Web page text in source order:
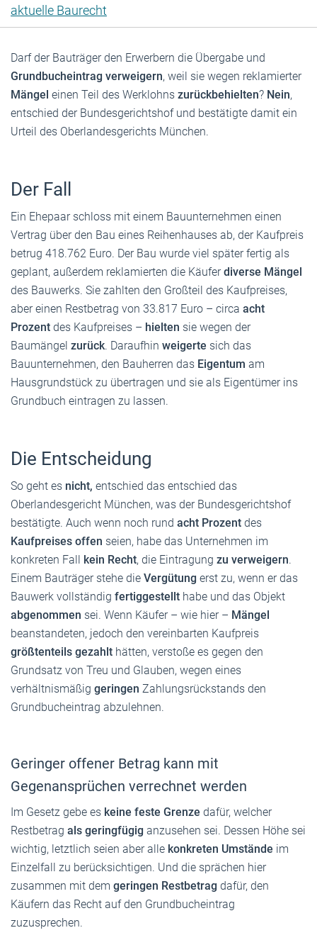
aktuelle Baurecht
Darf der Bauträger den Erwerbern die Übergabe und
Grundbucheintrag verweigern, weil sie wegen reklamierter
Mängel einen Teil des Werklohns zurückbehielten? Nein,
entschied der Bundesgerichtshof und bestätigte damit ein
Urteil des Oberlandesgerichts München.
Der Fall
Ein Ehepaar schloss mit einem Bauunternehmen einen
Vertrag über den Bau eines Reihenhauses ab, der Kaufpreis
betrug 418.762 Euro. Der Bau wurde viel später fertig als
geplant, außerdem reklamierten die Käuferdiverse Mängel
des Bauwerks. Sie zahlten den Großteil des Kaufpreises,
aber einen Restbetrag von 33.817 Euro – circa acht
Prozent des Kaufpreises – hielten sie wegen der
Baumängel zurück. Daraufhin weigerte sich das
Bauunternehmen, den Bauherren das Eigentum am
Hausgrundstück zu übertragen und sie als Eigentümer ins
Grundbuch eintragen zu lassen.
Die Entscheidung
So geht es nicht, entschied das entschied das
Oberlandesgericht München, was der Bundesgerichtshof
bestätigte. Auch wenn noch rund acht Prozent des
Kaufpreises offen seien, habe das Unternehmen im
konkreten Fall kein Recht, die Eintragung zu verweigern.
Einem Bauträger stehe die Vergütung erst zu, wenn er das
Bauwerk vollständig fertiggestellt habe und das Objekt
abgenommen sei. Wenn Käufer – wie hier – Mängel
beanstandeten, jedoch den vereinbarten Kaufpreis
größtenteils gezahlt hätten, verstoße es gegen den
Grundsatz von Treu und Glauben, wegen eines
verhältnismäßig geringen Zahlungsrückstands den
Grundbucheintrag abzulehnen.
Geringer offener Betrag kann mit
Gegenansprüchen verrechnet werden
Im Gesetz gebe es keine feste Grenze dafür, welcher
Restbetrag als geringfügig anzusehen sei. Dessen Höhe sei
wichtig, letztlich seien aber alle konkreten Umstände im
Einzelfall zu berücksichtigen. Und die sprächen hier
zusammen mit dem geringen Restbetrag dafür, den
Käufern das Recht auf den Grundbucheintrag
zuzusprechen.